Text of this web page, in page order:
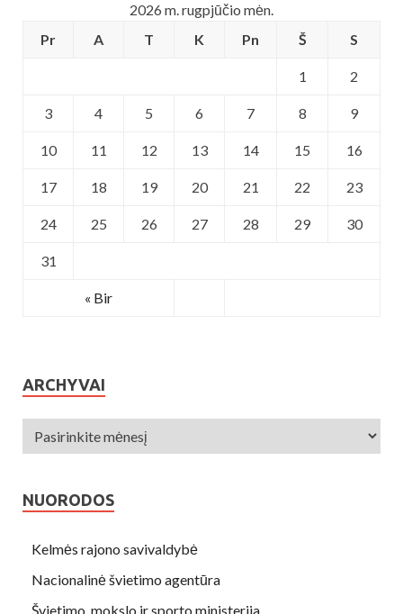
2026 m. rugpjūčio mėn.
Pr
A T K Pn Š S
« Bir
1 2
3 4 5 6 7 8 9
10 11 12 13 14 15 16
17 18 19 20 21 22 23
24 25 26 27 28 29 30
31
ARCHYVAI
NUORODOS
Kelmės rajono savivaldybė
Nacionalinė švietimo agentūra
Švietimo, mokslo ir sporto ministerija